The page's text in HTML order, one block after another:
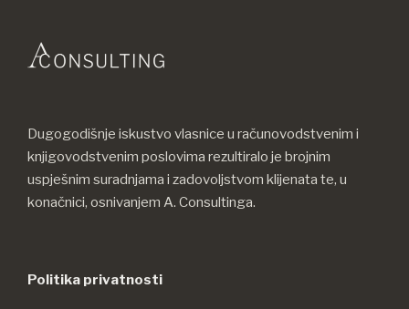
Dugogodišnje iskustvo vlasnice u računovodstvenim i
knjigovodstvenim poslovima rezultiralo je brojnim
uspješnim suradnjama i zadovoljstvom klijenata te, u
konačnici, osnivanjem A. Consultinga.
Politika privatnosti